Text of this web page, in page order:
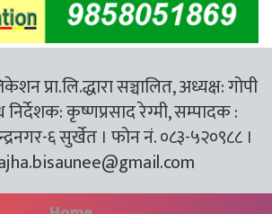
प्रा.लि.द्धारा सञ्चालित, अध्यक्ष: गोपी
निर्देशक: कृष्णप्रसाद रेग्मी, सम्पादक :
६ सुर्खेत । फोन नं. ०८३-५२०९८८ ।